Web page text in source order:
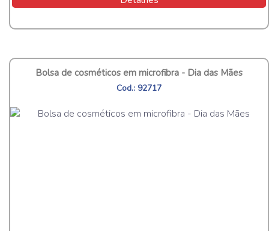
Bolsa de cosméticos em microfibra - Dia das Mães
Cod.: 92717